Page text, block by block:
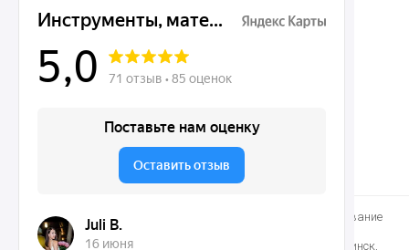
Контакты
8 (495) 150-55-92
mail@dentins.ru
Быстро доставим стоматологические инструменты и оборудование
по Москве, Санкт-Петербургу и в другие регионы: Краснодар,
Новосибирск, Екатеринбург, Нижний Новгород, Казань, Челябинск,